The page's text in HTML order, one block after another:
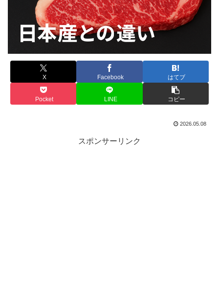
X Facebook はてブ
Pocket LINE コピー
2026.05.08
スポンサーリンク